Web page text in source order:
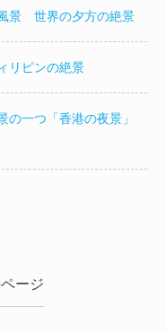
景 世界の夕方の絶景
リピンの絶景
の一つ「香港の夜景」
ージ